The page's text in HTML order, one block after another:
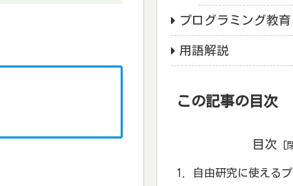
プログラミング教育
用語解説
この記事の目次
目次
自由研究に使える